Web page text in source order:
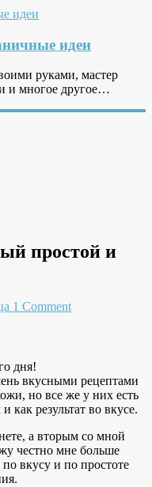
идеи
руками, мастер
и многое другое…
простой и
1 Comment
дня!
вкусными рецептами
но все же у них есть
как результат во вкусе.
а вторым со мной
честно мне больше
вкусу и по простоте